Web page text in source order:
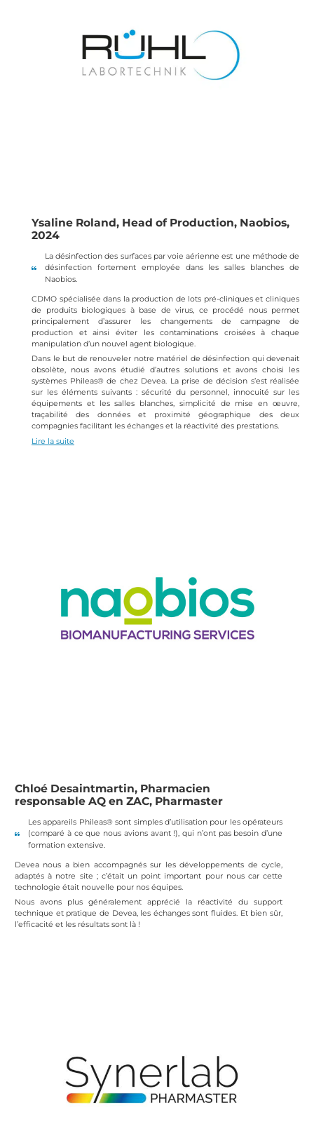
Ysaline Roland, Head of Production, Naobios,
2024
La désinfection des surfaces par voie aérienne est une méthode de
désinfection fortement employée dans les salles blanches de
Naobios.
CDMO spécialisée dans la production de lots pré-cliniques et cliniques
de produits biologiques à base de virus, ce procédé nous permet
principalement d’assurer les changements de campagne de
production et ainsi éviter les contaminations croisées à chaque
manipulation d’un nouvel agent biologique.
Dans le but de renouveler notre matériel de désinfection qui devenait
obsolète, nous avons étudié d’autres solutions et avons choisi les
systèmes Phileas® de chez Devea. La prise de décision s’est réalisée
sur les éléments suivants : sécurité du personnel, innocuité sur les
équipements et les salles blanches, simplicité de mise en œuvre,
traçabilité des données et proximité géographique des deux
compagnies facilitant les échanges et la réactivité des prestations.
Lire la suite
Chloé Desaintmartin, Pharmacien
responsable AQ en ZAC, Pharmaster
Les appareils Phileas® sont simples d’utilisation pour les opérateurs
(comparé à ce que nous avions avant !), qui n’ont pas besoin d’une
formation extensive.
Devea nous a bien accompagnés sur les développements de cycle,
adaptés à notre site ; c’était un point important pour nous car cette
technologie était nouvelle pour nos équipes.
Nous avons plus généralement apprécié la réactivité du support
technique et pratique de Devea, les échanges sont fluides. Et bien sûr,
l’efficacité et les résultats sont là !